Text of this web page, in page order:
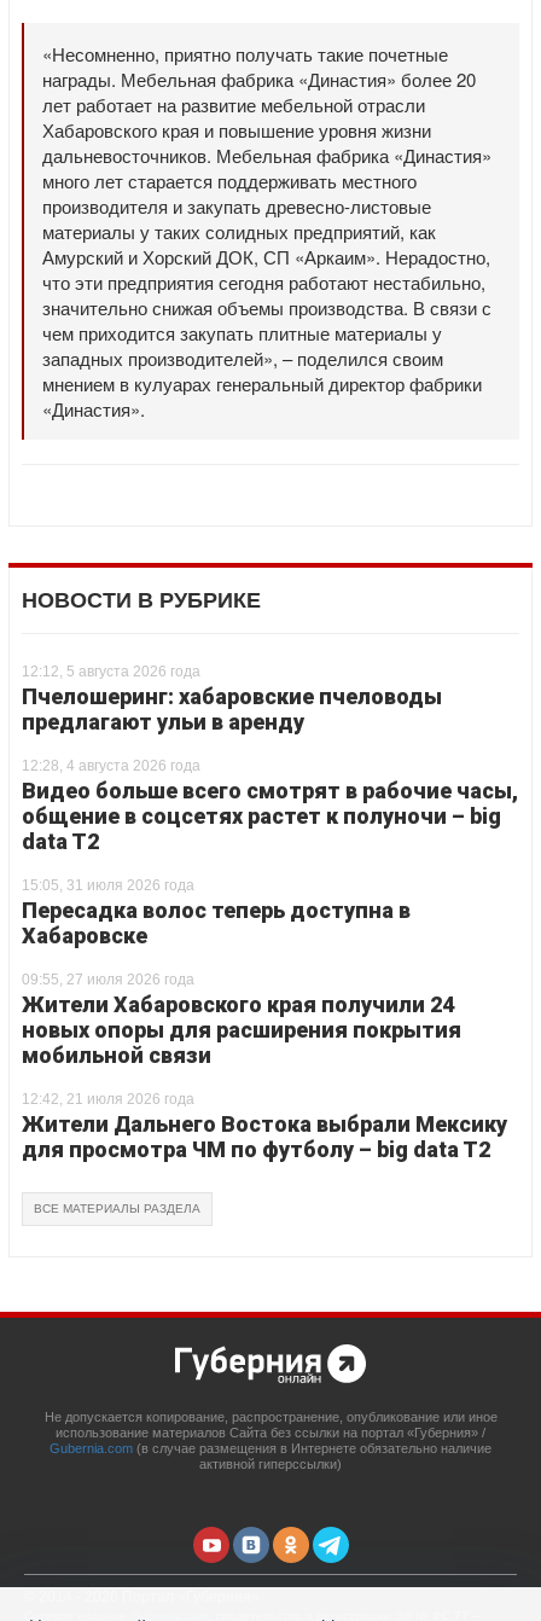
«Несомненно, приятно получать такие почетные
награды. Мебельная фабрика «Династия» более 20
лет работает на развитие мебельной отрасли
Хабаровского края и повышение уровня жизни
дальневосточников. Мебельная фабрика «Династия»
много лет старается поддерживать местного
производителя и закупать древесно-листовые
материалы у таких солидных предприятий, как
Амурский и Хорский ДОК, СП «Аркаим». Нерадостно,
что эти предприятия сегодня работают нестабильно,
значительно снижая объемы производства. В связи с
чем приходится закупать плитные материалы у
западных производителей», – поделился своим
мнением в кулуарах генеральный директор фабрики
«Династия».
НОВОСТИ В РУБРИКЕ
12:12, 5 августа 2026 года
Пчелошеринг: хабаровские пчеловоды
предлагают ульи в аренду
12:28, 4 августа 2026 года
Видео больше всего смотрят в рабочие часы,
общение в соцсетях растет к полуночи – big
data T2
15:05, 31 июля 2026 года
Пересадка волос теперь доступна в
Хабаровске
09:55, 27 июля 2026 года
Жители Хабаровского края получили 24
новых опоры для расширения покрытия
мобильной связи
12:42, 21 июля 2026 года
Жители Дальнего Востока выбрали Мексику
для просмотра ЧМ по футболу – big data T2
ВСЕ МАТЕРИАЛЫ РАЗДЕЛА
Не допускается копирование, распространение, опубликование или иное
использование материалов Сайта без ссылки на портал «Губерния» /
Gubernia.com (в случае размещения в Интернете обязательно наличие
активной гиперссылки)